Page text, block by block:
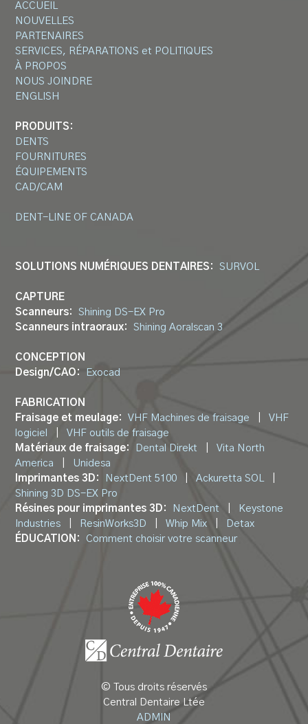
ACCUEIL
NOUVELLES
PARTENAIRES
SERVICES, RÉPARATIONS et POLITIQUES
À PROPOS
NOUS JOINDRE
ENGLISH
PRODUITS:
DENTS
FOURNITURES
ÉQUIPEMENTS
CAD/CAM
DENT-LINE OF CANADA
SOLUTIONS NUMÉRIQUES DENTAIRES: SURVOL
CAPTURE
Scanneurs:
Shining DS-EX Pro
Scanneurs intraoraux:
Shining Aoralscan 3
CONCEPTION
Design/CAO:
Exocad
FABRICATION
Fraisage et meulage:
VHF Machines de fraisage
VHF
logiciel
VHF outils de fraisage
Matériaux de fraisage:
Dental Direkt
Vita North
America
Unidesa
Imprimantes 3D:
NextDent 5100 Ackuretta SOL
Shining 3D DS-EX Pro
Résines pour imprimantes 3D:
NextDent
Keystone
Industries
ResinWorks3D Whip Mix
Detax
ÉDUCATION:
Comment choisir votre scanneur
© Tous droits réservés
Central Dentaire Ltée
ADMIN